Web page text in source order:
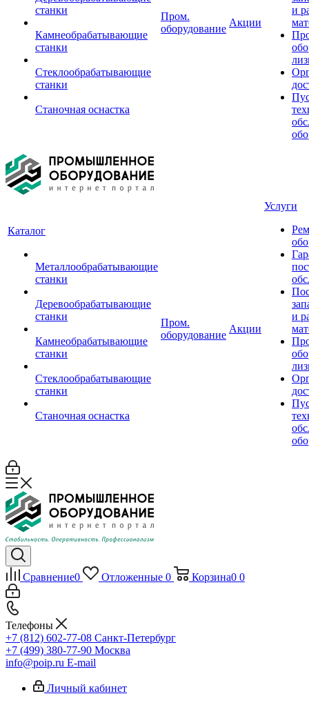
станки
Камнеобрабатывающие
станки
Стеклообрабатывающие
станки
Станочная оснастка
Пром.
оборудование
Акции
и
Каталог
Металлообрабатывающие
станки
Деревообрабатывающие
станки
Камнеобрабатывающие
станки
Стеклообрабатывающие
станки
Станочная оснастка
Пром.
оборудование
Акции
Услуги
и
Сравнение0 Отложенные 0 Корзина0 0
Телефоны
+7 (812) 602-77-08 Санкт-Петербург
+7 (499) 380-77-90 Москва
info@poip.ru E-mail
Личный кабинет